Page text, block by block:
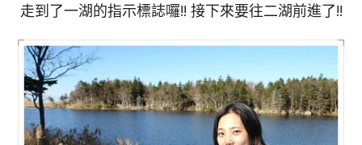
走到了一湖的指示標誌囉!! 接下來要往二湖前進了!!